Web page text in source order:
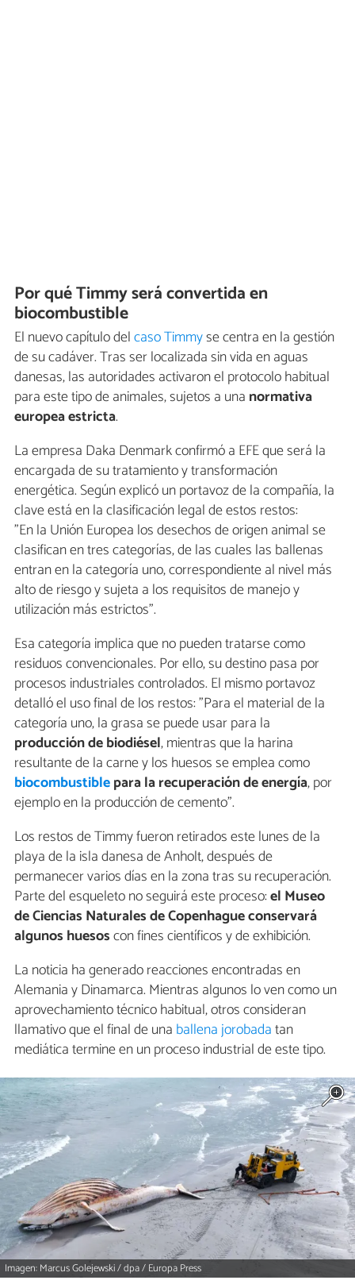
Por qué Timmy será convertida en
biocombustible
El nuevo capítulo delcaso Timmyse centra en la gestión
de su cadáver. Tras ser localizada sin vida en aguas
danesas, las autoridades activaron el protocolo habitual
para este tipo de animales, sujetos a una normativa
europea estricta.
La empresa Daka Denmark confirmó a EFE que será la
encargada de su tratamiento y transformación
energética. Según explicó un portavoz de la compañía, la
clave está en la clasificación legal de estos restos:
"En la Unión Europea los desechos de origen animal se
clasifican en tres categorías, de las cuales las ballenas
entran en la categoría uno, correspondiente al nivel más
alto de riesgo y sujeta a los requisitos de manejo y
utilización más estrictos".
Esa categoría implica que no pueden tratarse como
residuos convencionales. Por ello, su destino pasa por
procesos industriales controlados. El mismo portavoz
detalló el uso final de los restos: "Para el material de la
categoría uno, la grasa se puede usar para la
producción de biodiésel, mientras que la harina
resultante de la carne y los huesos se emplea como
biocombustiblepara la recuperación de energía, por
ejemplo en la producción de cemento".
Los restos de Timmy fueron retirados este lunes de la
playa de la isla danesa de Anholt, después de
permanecer varios días en la zona tras su recuperación.
Parte del esqueleto no seguirá este proceso:el Museo
de Ciencias Naturales de Copenhague conservará
algunos huesoscon fines científicos y de exhibición.
La noticia ha generado reacciones encontradas en
Alemania y Dinamarca. Mientras algunos lo ven como un
aprovechamiento técnico habitual, otros consideran
llamativo que el final de una ballena jorobadatan
mediática termine en un proceso industrial de este tipo.
Imagen: Marcus Golejewski / dpa / Europa Press